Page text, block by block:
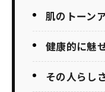
肌のトーン
健康的に魅
その人らし